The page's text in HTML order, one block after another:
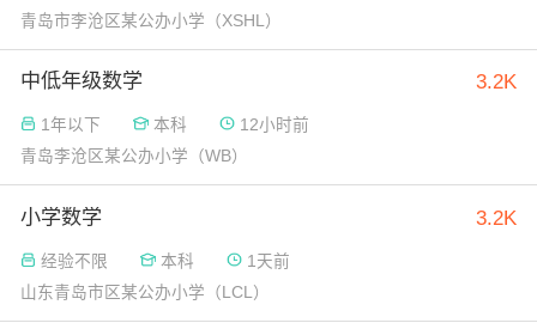
青岛市李沧区某公办小学（XSHL）
3.2K
中低年级数学
1年以下 本科
12小时前
青岛李沧区某公办小学（WB）
3.2K
小学数学
经验不限 本科
1天前
山东青岛市区某公办小学（LCL）